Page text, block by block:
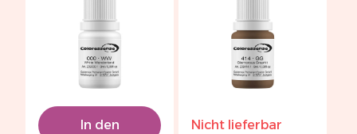
In den Nicht lieferbar